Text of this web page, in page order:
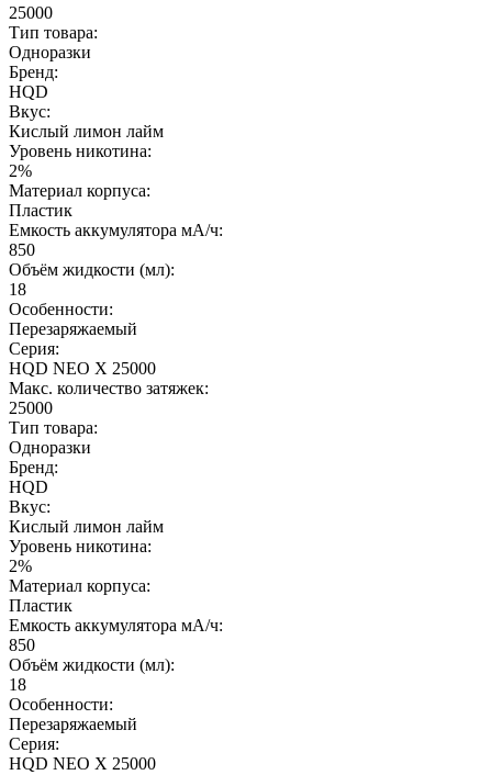
25000
Тип товара:
Одноразки
Бренд:
HQD
Вкус:
Кислый лимон лайм
Уровень никотина:
2%
Материал корпуса:
Пластик
Емкость аккумулятора мА/ч:
850
Объём жидкости (мл):
18
Особенности:
Перезаряжаемый
Серия:
HQD NEO X 25000
Макс. количество затяжек:
25000
Тип товара:
Одноразки
Бренд:
HQD
Вкус:
Кислый лимон лайм
Уровень никотина:
2%
Материал корпуса:
Пластик
Емкость аккумулятора мА/ч:
850
Объём жидкости (мл):
18
Особенности:
Перезаряжаемый
Серия:
HQD NEO X 25000